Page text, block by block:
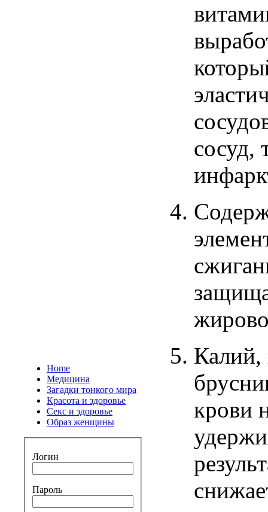
Home
Медицина
Загадки тонкого мира
Красота и здоровье
Секс и здоровье
Образ женщины
Логин
Пароль
сосуд,
Калий,
крови